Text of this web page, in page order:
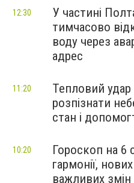
У частині
тимчасово
воду через
адрес
12:30
Тепловий удар
розпізнати
стан і
11:20
Гороскоп на 6
гармонії,
важливих змін
10:20